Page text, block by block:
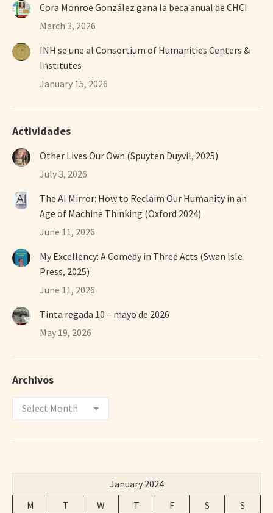
Cora Monroe González gana la beca anual de CHCI
March 3, 2026
INH se une al Consortium of Humanities Centers &
Institutes
January 15, 2026
Actividades
Other Lives Our Own (Spuyten Duyvil, 2025)
July 3, 2026
The AI Mirror: How to Reclaim Our Humanity in an
Age of Machine Thinking (Oxford 2024)
June 11, 2026
My Excellency: A Comedy in Three Acts (Swan Isle
Press, 2025)
June 11, 2026
Tinta regada 10 – mayo de 2026
May 19, 2026
Archivos
Archivos
January 2024
M
T W T F S
S